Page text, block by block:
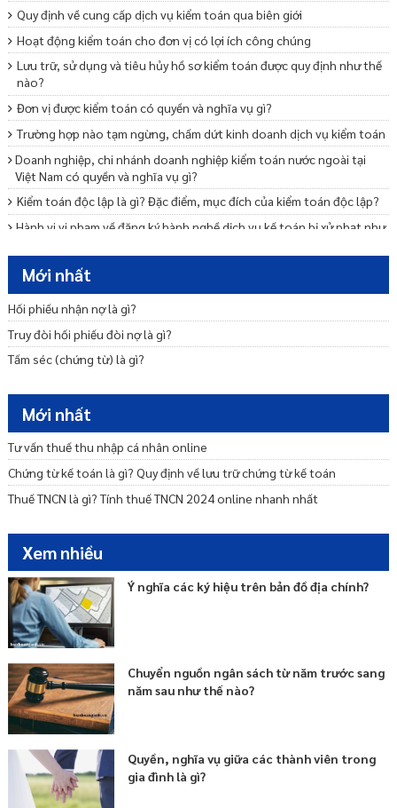
Quy định về cung cấp dịch vụ kiểm toán qua biên giới
Hoạt động kiểm toán cho đơn vị có lợi ích công chúng
Lưu trữ, sử dụng và tiêu hủy hồ sơ kiểm toán được quy định như thế
nào?
Đơn vị được kiểm toán có quyền và nghĩa vụ gì?
Trường hợp nào tạm ngừng, chấm dứt kinh doanh dịch vụ kiểm toán
Doanh nghiệp, chi nhánh doanh nghiệp kiểm toán nước ngoài tại
Việt Nam có quyền và nghĩa vụ gì?
Kiểm toán độc lập là gì? Đặc điểm, mục đích của kiểm toán độc lập?
Hành vi vi phạm về đăng ký hành nghề dịch vụ kế toán bị xử phạt như
Thủ tục cấp giấy chứng nhận đủ điều kiện kinh doanh dịch vụ kế toán
Những hành vi nào vi phạm pháp luật về kiểm toán độc lập?
Mẫu đơn đề nghị cấp giấy chứng nhận đăng ký hành nghề dịch vụ kế
toán
Thủ tục đăng ký hành nghề dịch vụ kế toán
Mới nhất
Hối phiếu nhận nợ là gì?
Truy đòi hối phiếu đòi nợ là gì?
Tấm séc (chứng từ) là gì?
Mới nhất
Tư vấn thuế thu nhập cá nhân online
Chứng từ kế toán là gì? Quy định về lưu trữ chứng từ kế toán
Thuế TNCN là gì? Tính thuế TNCN 2024 online nhanh nhất
Xem nhiều
Ý nghĩa các ký hiệu trên bản đồ địa chính?
Chuyển nguồn ngân sách từ năm trước sang
năm sau như thế nào?
Quyền, nghĩa vụ giữa các thành viên trong
gia đình là gì?